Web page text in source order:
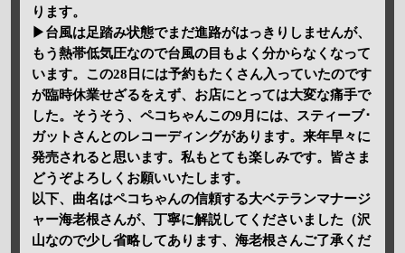
ります。
▶台風は足踏み状態でまだ進路がはっきりしませんが、
もう熱帯低気圧なので台風の目もよく分からなくなって
います。この28日には予約もたくさん入っていたのです
が臨時休業せざるをえず、お店にとっては大変な痛手で
した。そうそう、ペコちゃんこの9月には、スティーブ･
ガットさんとのレコーディングがあります。来年早々に
発売されると思います。私もとても楽しみです。皆さま
どうぞよろしくお願いいたします。
以下、曲名はペコちゃんの信頼する大ベテランマナージ
ャー海老根さんが、丁寧に解説してくださいました（沢
山なので少し省略してあります、海老根さんご了承くだ